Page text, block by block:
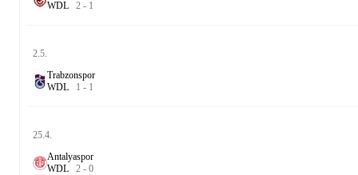
WDL 2 - 1
2.5.
Trabzonspor
WDL 1 - 1
25.4.
Antalyaspor
WDL 2 - 0